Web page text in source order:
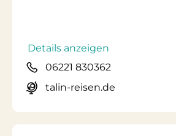
Details anzeigen
06221 830362
talin-reisen.de